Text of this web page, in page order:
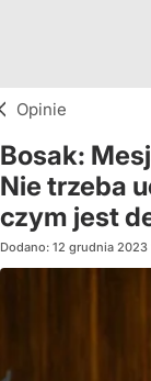
Opinie
Bosak:
Nie trzeba
czym jest
Dodano: 12 grudnia 2023